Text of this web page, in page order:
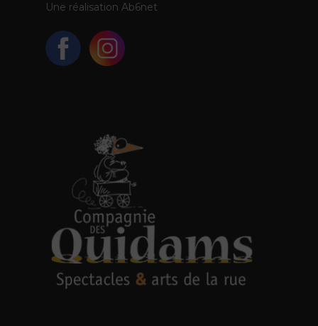
Une réalisation Ab6net